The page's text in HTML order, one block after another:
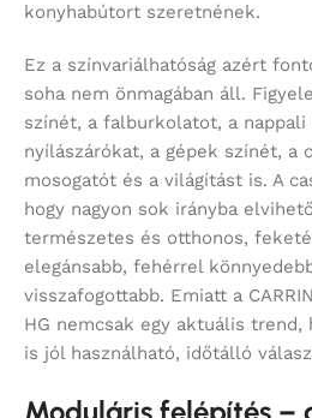
konyhabútort szeretnének.
Ez a színvariálhatóság azért
soha nem önmagában áll.
színét, a falburkolatot, a nappali
nyílászárókat, a gépek színét, a
mosogatót és a világítást is. A
hogy nagyon sok irányba
természetes és otthonos,
elegánsabb, fehérrel
visszafogottabb. Emiatt a
HG nemcsak egy aktuális trend,
is jól használható, időtálló